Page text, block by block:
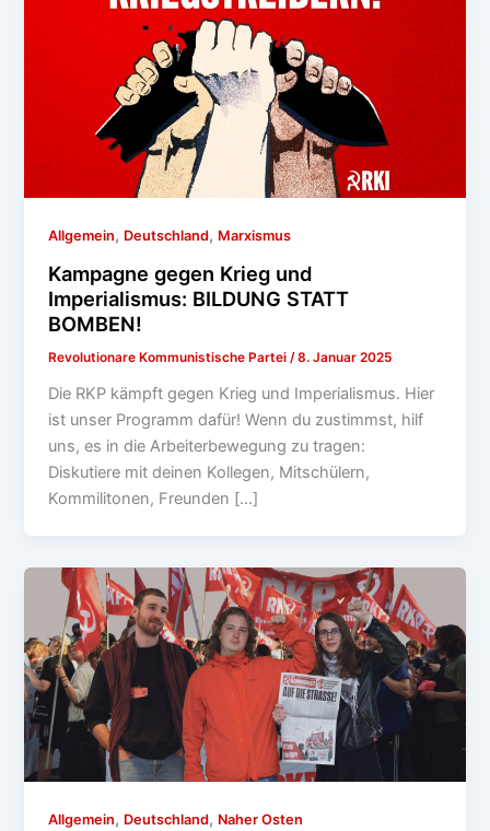
Allgemein, Deutschland, Marxismus
Kampagne gegen Krieg und
Imperialismus: BILDUNG STATT
BOMBEN!
Revolutionare Kommunistische Partei/8. Januar 2025
Die RKP kämpft gegen Krieg und Imperialismus. Hier
ist unser Programm dafür! Wenn du zustimmst, hilf
uns, es in die Arbeiterbewegung zu tragen:
Diskutiere mit deinen Kollegen, Mitschülern,
Kommilitonen, Freunden […]
Allgemein, Deutschland, Naher Osten